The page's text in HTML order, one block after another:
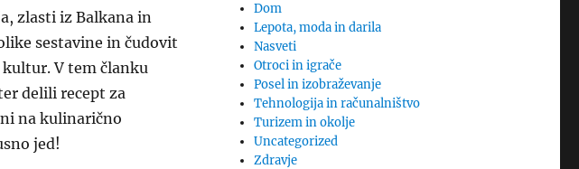
zlasti iz Balkana in
sestavine in čudovit
V tem članku
delili recept za
na kulinarično
jed!
Dom
Lepota, moda in darila
Nasveti
Otroci in igrače
Posel in izobraževanje
Tehnologija in računalništvo
Turizem in okolje
Uncategorized
Zdravje